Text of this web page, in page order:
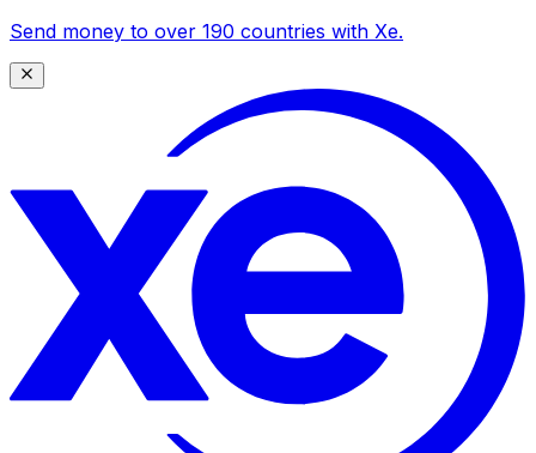
Send money to over 190 countries with Xe.